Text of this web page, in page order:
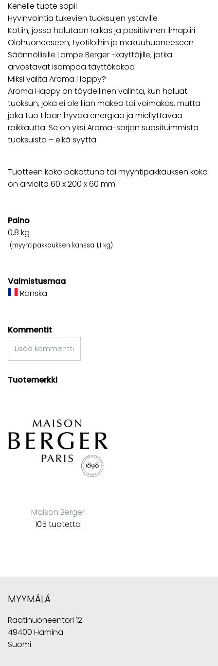
Kenelle tuote sopii
Hyvinvointia tukevien tuoksujen ystäville
Kotiin, jossa halutaan raikas ja positiivinen ilmapiiri
Olohuoneeseen, työtiloihin ja makuuhuoneeseen
Säännöllisille Lampe Berger -käyttäjille, jotka
arvostavat isompaa täyttökokoa
Miksi valita Aroma Happy?
Aroma Happy on täydellinen valinta, kun haluat
tuoksun, joka ei ole liian makea tai voimakas, mutta
joka tuo tilaan hyvää energiaa ja miellyttävää
raikkautta. Se on yksi Aroma-sarjan suosituimmista
tuoksuista – eikä syyttä.
Tuotteen koko pakattuna tai myyntipakkauksen koko
on arviolta 60 x 200 x 60 mm.
Paino
0,8 kg
(myyntipakkauksen kanssa 1,1 kg)
Valmistusmaa
Ranska
Kommentit
Lisää kommentti
Tuotemerkki
Maison Berger
105 tuotetta
MYYMÄLÄ
Raatihuoneentori 12
49400 Hamina
Suomi